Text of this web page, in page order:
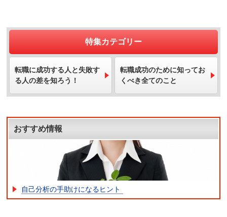
特集カテゴリー
転職に成功する人と失敗す
る人の差を知ろう！
転職成功のために知ってお
くべき全てのこと
おすすめ情報
自己分析の手助けになるヒント